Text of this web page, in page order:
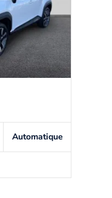
Automatique